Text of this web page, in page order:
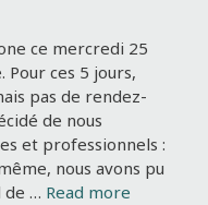
ce mercredi 25
ces 5 jours,
pas de rendez-
de nous
et professionnels :
nous avons pu
de … Read more